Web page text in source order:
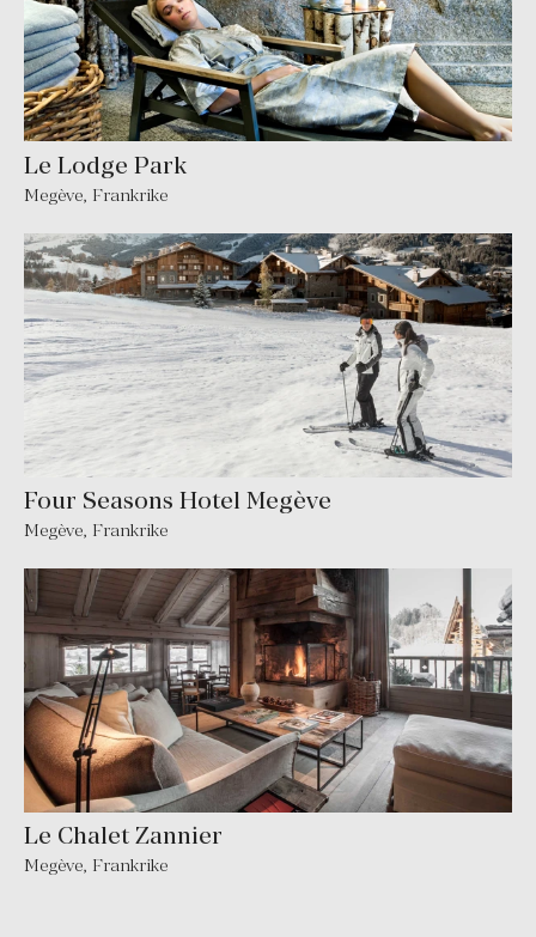
Le Lodge Park
Megève, Frankrike
Four Seasons Hotel Megève
Megève, Frankrike
Le Chalet Zannier
Megève, Frankrike